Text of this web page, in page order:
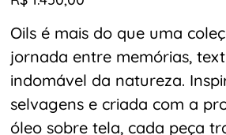
Oils é mais do que uma
jornada entre memórias,
indomável da natureza.
selvagens e criada com a
óleo sobre tela, cada peça